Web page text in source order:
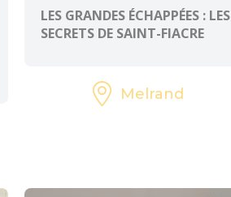
LES GRANDES ÉCHAPPÉES : LES
SECRETS DE SAINT-FIACRE
Melrand